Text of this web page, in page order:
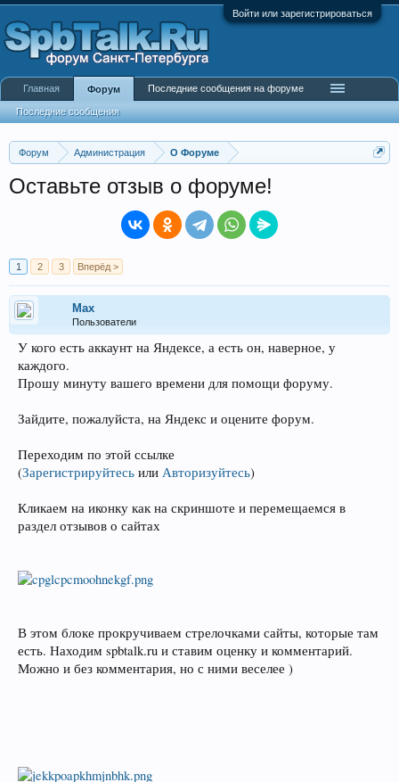
Войти или зарегистрироваться
Форум Администрация О Форуме
Оставьте отзыв о форуме!
1 2 3 Вперёд >
Max
Пользователи
У кого есть аккаунт на Яндексе, а есть он, наверное, у
каждого.
Прошу минуту вашего времени для помощи форуму.
Зайдите, пожалуйста, на Яндекс и оцените форум.
Переходим по этой ссылке
(Зарегистрируйтесь или Авторизуйтесь)
Кликаем на иконку как на скриншоте и перемещаемся в
раздел отзывов о сайтах
В этом блоке прокручиваем стрелочками сайты, которые там
есть. Находим spbtalk.ru и ставим оценку и комментарий.
Можно и без комментария, но с ними веселее )
Главная Форум
Последние сообщения
Последние сообщения на форуме